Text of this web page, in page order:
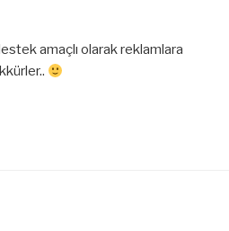
amaçlı olarak reklamlara